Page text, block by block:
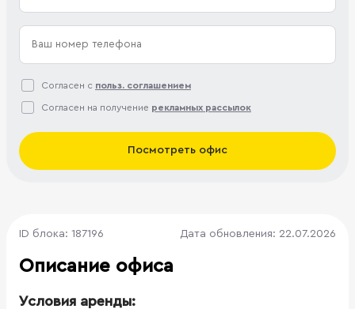
Согласен с польз. соглашением
Согласен на получение рекламных рассылок
Посмотреть офис
ID блока: 187196 Дата обновления: 22.07.2026
Описание офиса
Условия аренды: